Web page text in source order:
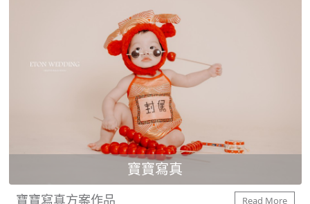
寶寶寫真
寶寶寫真方案作品 Read More